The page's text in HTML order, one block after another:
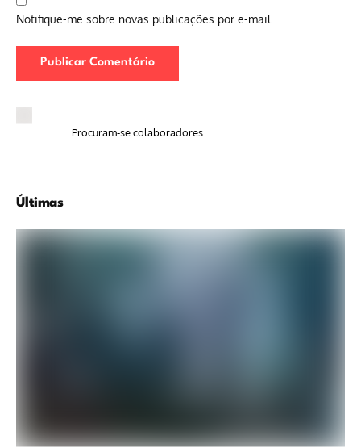
Notifique-me sobre novas publicações por e-mail.
Procuram-se colaboradores
Últimas